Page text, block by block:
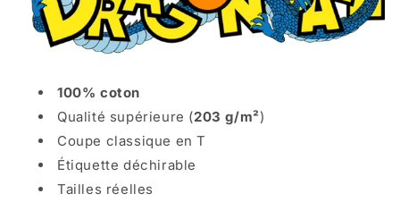
100% coton
Qualité supérieure (203 g/m²)
Coupe classique en T
Étiquette déchirable
Tailles réelles